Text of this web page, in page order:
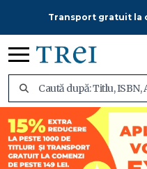
Transport gratuit la